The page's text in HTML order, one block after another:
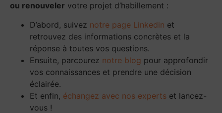
ou renouveler votre projet d’habillement :
D’abord, suivez notre page Linkedin et
retrouvez des informations concrètes et la
réponse à toutes vos questions.
Ensuite, parcourez notre blog pour approfondir
vos connaissances et prendre une décision
éclairée.
Et enfin, échangez avec nos experts et lancez-
vous !